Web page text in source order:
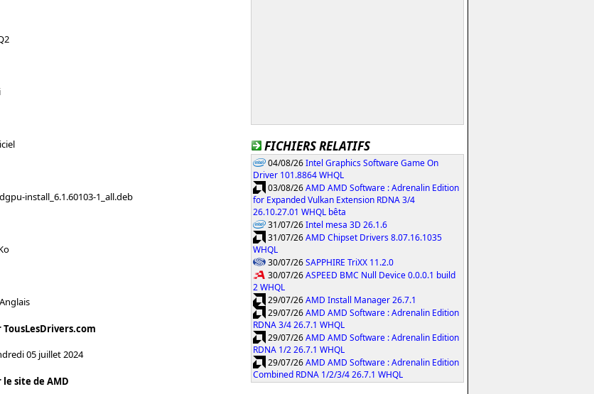
install_6.1.60103-1_all.deb
Anglais
05 juillet 2024
site de AMD
FICHIERS RELATIFS
04/08/26Intel Graphics Software Game On
Driver 101.8864 WHQL
03/08/26AMD AMD Software : Adrenalin Edition
for Expanded Vulkan Extension RDNA 3/4
26.10.27.01 WHQL bêta
31/07/26Intel mesa 3D 26.1.6
31/07/26AMD Chipset Drivers 8.07.16.1035
WHQL
30/07/26SAPPHIRE TriXX 11.2.0
30/07/26ASPEED BMC Null Device 0.0.0.1 build
2 WHQL
29/07/26AMD Install Manager 26.7.1
29/07/26AMD AMD Software : Adrenalin Edition
RDNA 3/4 26.7.1 WHQL
29/07/26AMD AMD Software : Adrenalin Edition
RDNA 1/2 26.7.1 WHQL
29/07/26AMD AMD Software : Adrenalin Edition
Combined RDNA 1/2/3/4 26.7.1 WHQL